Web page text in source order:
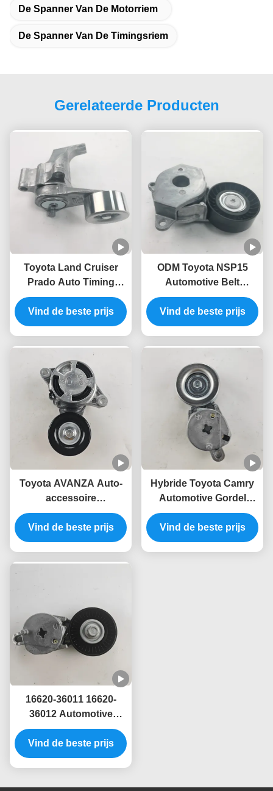
De Spanner Van De Motorriem
De Spanner Van De Timingsriem
Gerelateerde Producten
Toyota Land Cruiser
Prado Auto Timing
Gordel Spanner 16620-
75011 16620-75010
16620-75031 16620-
Vind de beste prijs
ODM Toyota NSP15
Automotive Belt
Tensioner 16620-0Y010
16620-47010 16620-
0Y042 16620-04042
Vind de beste prijs
Toyota AVANZA Auto-
accessoire
gordelspanner 16620-
BZ010
Vind de beste prijs
Hybride Toyota Camry
Automotive Gordel
Spanner 16620-36013
16620-0V024
Vind de beste prijs
16620-36011 16620-
36012 Automotive
Motor Belt Tensioner
16620-0V020 16620-
0V022 16620-0V050
Vind de beste prijs